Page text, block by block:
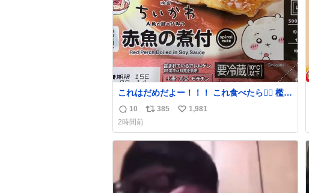
これはだめだよー！！！ これ食べたら🧜‍♀️ 檻に
入れられて、なんかずうっと暗いとこだ
よ、、 #トラウマ
返
信
数
10
リ
ス
数
385
い
ね
1,981
2時間前